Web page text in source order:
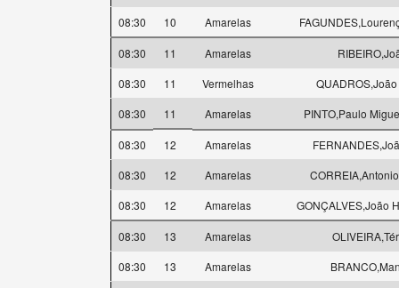
08:30
10 Amarelas
08:30 11 Amarelas
08:30
11 Vermelhas
08:30
11 Amarelas PINTO,Paulo
08:30 12 Amarelas
08:30
12 Amarelas
08:30
12 Amarelas GONÇALVES,João
08:30 13 Amarelas
08:30
13 Amarelas